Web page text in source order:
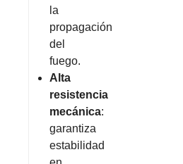
la
propagación
del
fuego.
Alta
resistencia
mecánica:
garantiza
estabilidad